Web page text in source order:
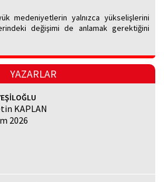
medeniyetlerin yalnızca yükselişlerini
değişimi de anlamak gerektiğini
YAZARLAR
KAPLAN
2026